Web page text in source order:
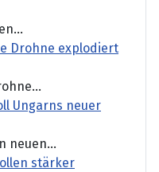
Drohne explodiert
Ungarns neuer
neuen...
stärker